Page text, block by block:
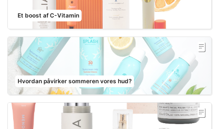
Et boost af C-Vitamin
Hvordan påvirker sommeren vores hud?